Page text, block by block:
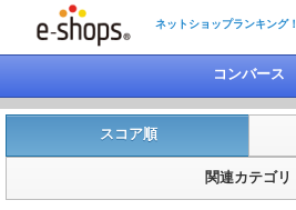
ネットショップランキング！
コンバース
スコア順
関連カテゴリ